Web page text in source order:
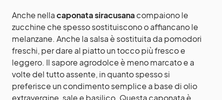
Anche nellacaponata siracusanacompaiono le
zucchine che spesso sostituiscono o affiancano le
melanzane. Anche la salsa è sostituita da pomodori
freschi, per dare al piatto un tocco più fresco e
leggero. Il sapore agrodolce è meno marcato e a
volte del tutto assente, in quanto spesso si
preferisce un condimento semplice a base di olio
extravergine, sale e basilico. Questa caponata è